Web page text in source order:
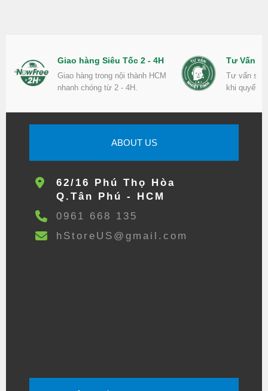
Giao hàng Siêu Tốc 2 - 4H
Giao hàng trong nội thành HCM
nhanh chóng từ 2 - 4H.
Tư Vấn
Tư vấn
khi quyết
ABOUT US
62/16 Phú Thọ Hòa
Q.Tân Phú - HCM
0961 668 135
hStoreUS@gmail.com